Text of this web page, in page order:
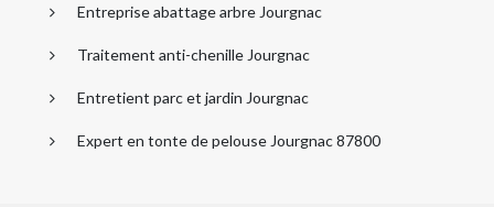
Entreprise abattage arbre Jourgnac
Traitement anti-chenille Jourgnac
Entretient parc et jardin Jourgnac
Expert en tonte de pelouse Jourgnac 87800